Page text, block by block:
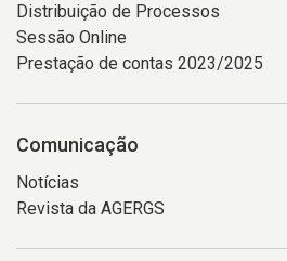
Distribuição de Processos
Sessão Online
Prestação de contas 2023/2025
Comunicação
Notícias
Revista da AGERGS